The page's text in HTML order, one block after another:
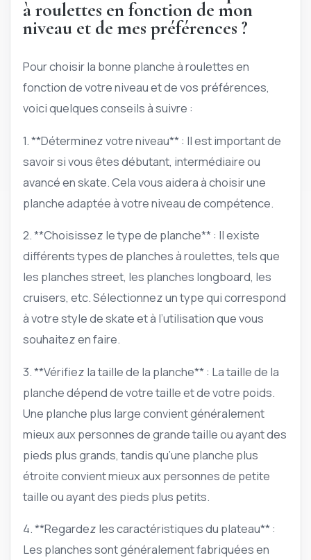
à roulettes en fonction de mon
niveau et de mes préférences ?
Pour choisir la bonne planche à roulettes en
fonction de votre niveau et de vos préférences,
voici quelques conseils à suivre :
1. **Déterminez votre niveau** : Il est important de
savoir si vous êtes débutant, intermédiaire ou
avancé en skate. Cela vous aidera à choisir une
planche adaptée à votre niveau de compétence.
2. **Choisissez le type de planche** : Il existe
différents types de planches à roulettes, tels que
les planches street, les planches longboard, les
cruisers, etc. Sélectionnez un type qui correspond
à votre style de skate et à l’utilisation que vous
souhaitez en faire.
3. **Vérifiez la taille de la planche** : La taille de la
planche dépend de votre taille et de votre poids.
Une planche plus large convient généralement
mieux aux personnes de grande taille ou ayant des
pieds plus grands, tandis qu’une planche plus
étroite convient mieux aux personnes de petite
taille ou ayant des pieds plus petits.
4. **Regardez les caractéristiques du plateau** :
Les planches sont généralement fabriquées en